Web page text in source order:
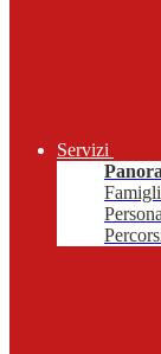
Servizi